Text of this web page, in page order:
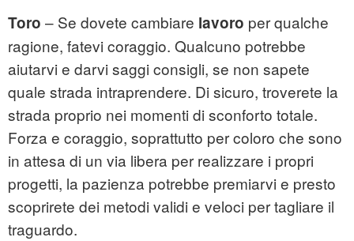
Toro – Se dovete cambiare lavoro per qualche
ragione, fatevi coraggio. Qualcuno potrebbe
aiutarvi e darvi saggi consigli, se non sapete
quale strada intraprendere. Di sicuro, troverete la
strada proprio nei momenti di sconforto totale.
Forza e coraggio, soprattutto per coloro che sono
in attesa di un via libera per realizzare i propri
progetti, la pazienza potrebbe premiarvi e presto
scoprirete dei metodi validi e veloci per tagliare il
traguardo.